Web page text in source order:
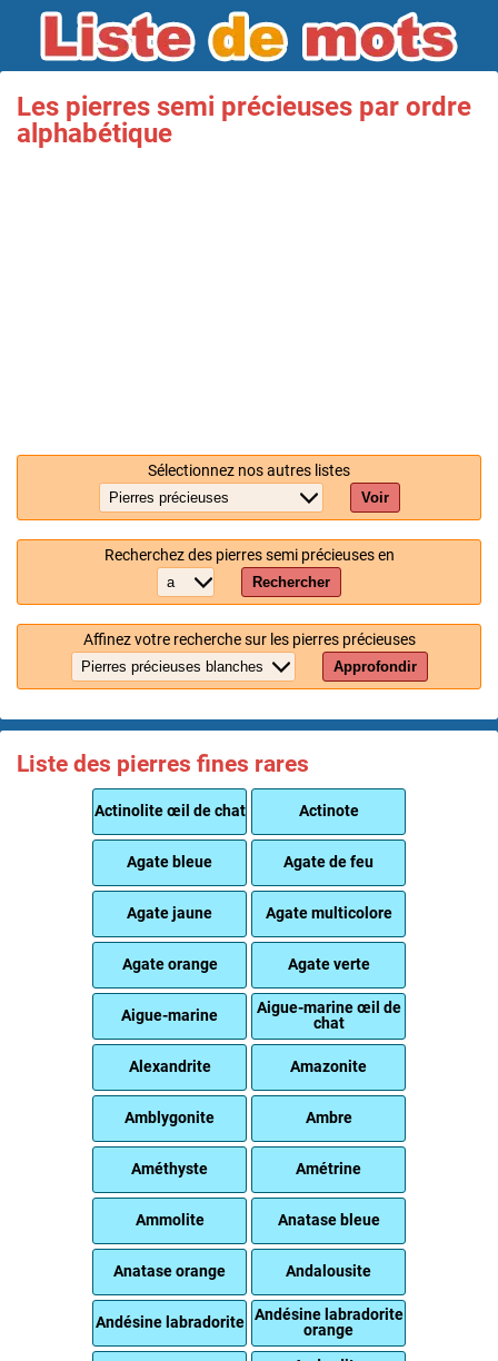
Les pierres semi précieuses par ordre
alphabétique
Sélectionnez nos autres listes
Voir
Recherchez des pierres semi précieuses en
Rechercher
Affinez votre recherche sur les pierres précieuses
Approfondir
Liste des pierres fines rares
Actinolite œil de chat Actinote
Agate bleue Agate de feu
Agate jaune Agate multicolore
Agate orange Agate verte
Aigue-marine
Aigue-marine œil de
chat
Alexandrite Amazonite
Amblygonite Ambre
Améthyste Amétrine
Ammolite Anatase bleue
Anatase orange Andalousite
Andésine labradorite Andésine labradorite
orange